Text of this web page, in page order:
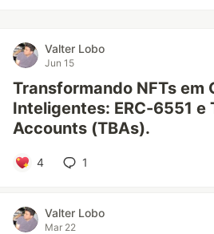
Valter Lobo
Jun 15
Transformando NFTs em
Inteligentes: ERC-6551 e
Accounts (TBAs).
4 1
Valter Lobo
Mar 22